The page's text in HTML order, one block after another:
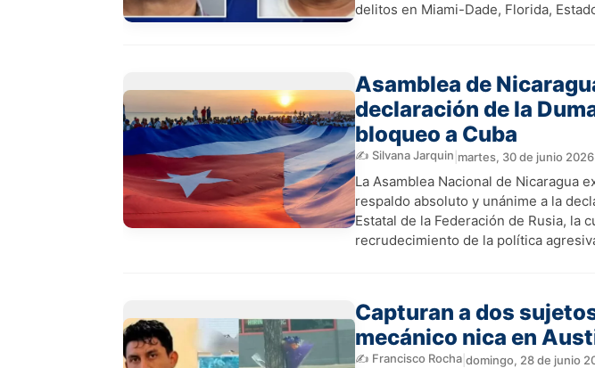
delitos en Miami-Dade, Florida,
Asamblea de
declaración de la
bloqueo a Cuba
✍️ Silvana Jarquin martes, 30 de junio 2026
La Asamblea Nacional de Nicaragua
respaldo absoluto y unánime a la
Estatal de la Federación de Rusia, la
recrudecimiento de la política
Capturan a dos
mecánico nica en
✍️ Francisco Rocha domingo, 28 de junio